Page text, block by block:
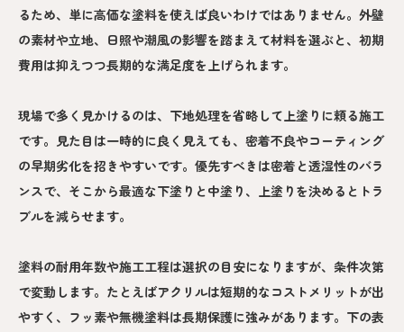
るため、単に高価な塗料を使えば良いわけではありません。外壁
の素材や立地、日照や潮風の影響を踏まえて材料を選ぶと、初期
費用は抑えつつ長期的な満足度を上げられます。
現場で多く見かけるのは、下地処理を省略して上塗りに頼る施工
です。見た目は一時的に良く見えても、密着不良やコーティング
の早期劣化を招きやすいです。優先すべきは密着と透湿性のバラ
ンスで、そこから最適な下塗りと中塗り、上塗りを決めるとトラ
ブルを減らせます。
塗料の耐用年数や施工工程は選択の目安になりますが、条件次第
で変動します。たとえばアクリルは短期的なコストメリットが出
やすく、フッ素や無機塗料は長期保護に強みがあります。下の表